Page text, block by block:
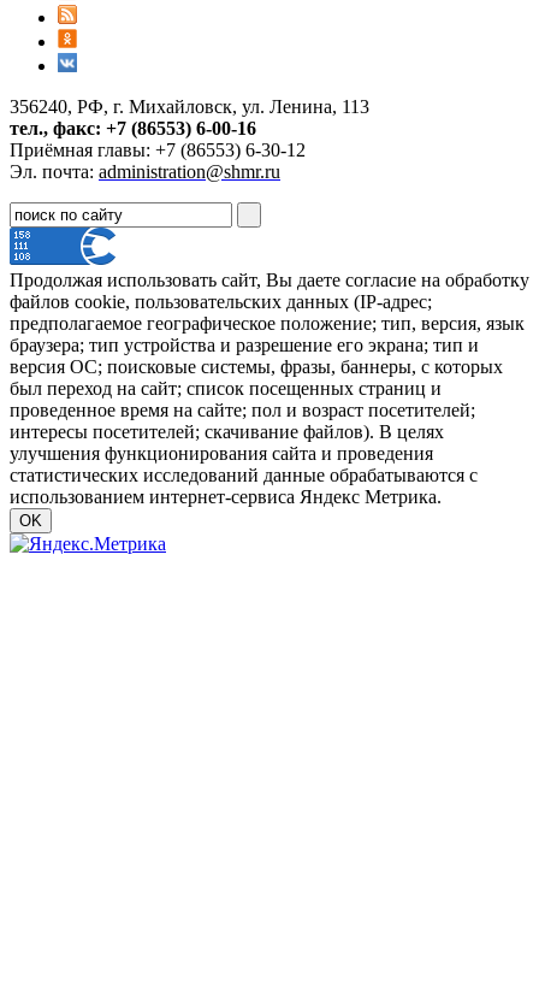
356240, РФ, г. Михайловск, ул. Ленина, 113
тел., факс: +7 (86553) 6-00-16
Приёмная главы: +7 (86553) 6-30-12
Эл. почта: administration@shmr.ru
Продолжая использовать сайт, Вы даете согласие на обработку
файлов cookie, пользовательских данных (IP-адрес;
предполагаемое географическое положение; тип, версия, язык
браузера; тип устройства и разрешение его экрана; тип и
версия ОС; поисковые системы, фразы, баннеры, с которых
был переход на сайт; список посещенных страниц и
проведенное время на сайте; пол и возраст посетителей;
интересы посетителей; скачивание файлов). В целях
улучшения функционирования сайта и проведения
статистических исследований данные обрабатываются с
использованием интернет-сервиса Яндекс Метрика.
OK